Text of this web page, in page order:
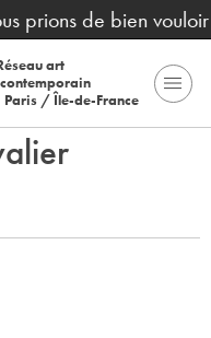
prions de bien
art
contemporain
Paris / Île-de-France